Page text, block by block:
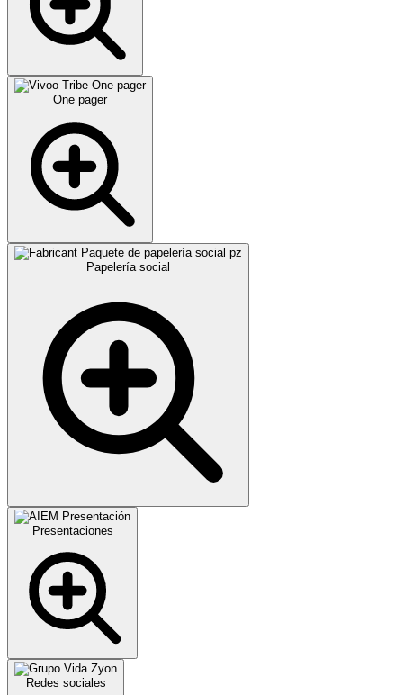
One pager
Papelería social
Presentaciones
Redes sociales